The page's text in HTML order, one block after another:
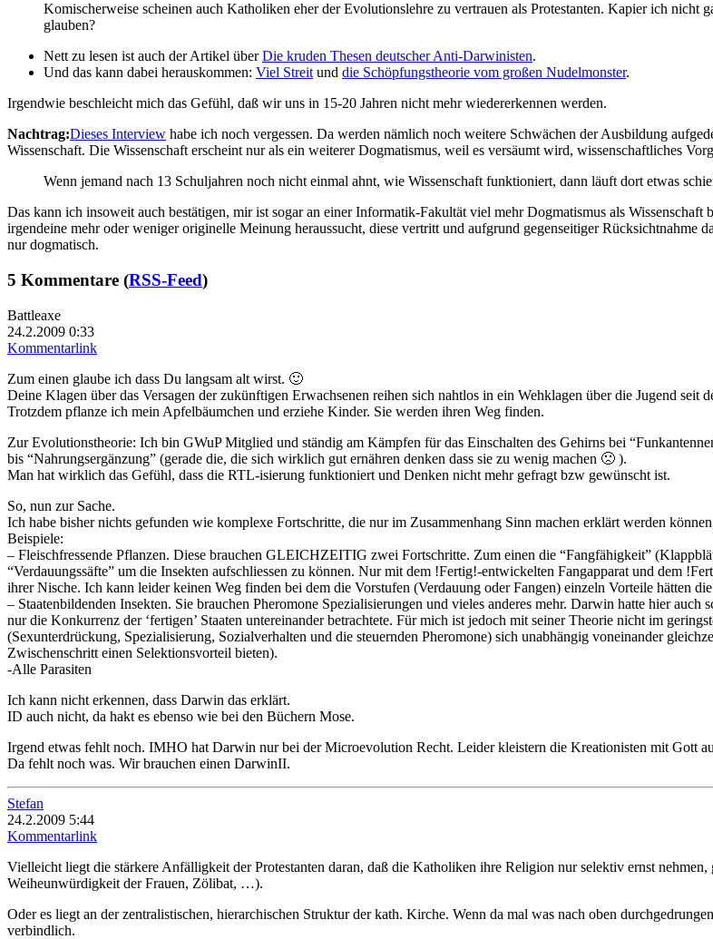
Komischerweise scheinen auch Katholiken eher der Evolutionslehre zu vertrauen als Protestanten. Kapier ich
glauben?
Nett zu lesen ist auch der Artikel überDie kruden Thesen deutscher Anti-Darwinisten.
Und das kann dabei herauskommen: Viel Streitund die Schöpfungstheorie vom großen Nudelmonster.
Irgendwie beschleicht mich das Gefühl, daß wir uns in 15-20 Jahren nicht mehr wiedererkennen werden.
Nachtrag:Dieses Interview habe ich noch vergessen. Da werden nämlich noch weitere Schwächen der Ausbildung
Wissenschaft. Die Wissenschaft erscheint nur als ein weiterer Dogmatismus, weil es versäumt wird, wissenschaftliches
Wenn jemand nach 13 Schuljahren noch nicht einmal ahnt, wie Wissenschaft funktioniert, dann läuft dort etwas
Das kann ich insoweit auch bestätigen, mir ist sogar an einer Informatik-Fakultät viel mehr Dogmatismus als
irgendeine mehr oder weniger originelle Meinung heraussucht, diese vertritt und aufgrund gegenseitiger
nur dogmatisch.
5 Kommentare (RSS-Feed)
Battleaxe
24.2.2009 0:33
Kommentarlink
Zum einen glaube ich dass Du langsam alt wirst. 🙂
Deine Klagen über das Versagen der zukünftigen Erwachsenen reihen sich nahtlos in ein Wehklagen über die Jugend
Trotzdem pflanze ich mein Apfelbäumchen und erziehe Kinder. Sie werden ihren Weg finden.
Zur Evolutionstheorie: Ich bin GWuP Mitglied und ständig am Kämpfen für das Einschalten des Gehirns bei
bis “Nahrungsergänzung” (gerade die, die sich wirklich gut ernähren denken dass sie zu wenig machen 🙁 ).
Man hat wirklich das Gefühl, dass die RTL-isierung funktioniert und Denken nicht mehr gefragt bzw gewünscht ist.
So, nun zur Sache.
Ich habe bisher nichts gefunden wie komplexe Fortschritte, die nur im Zusammenhang Sinn machen erklärt werden
Beispiele:
– Fleischfressende Pflanzen. Diese brauchen GLEICHZEITIG zwei Fortschritte. Zum einen die “Fangfähigkeit”
“Verdauungssäfte” um die Insekten aufschliessen zu können. Nur mit dem !Fertig!-entwickelten Fangapparat und dem
ihrer Nische. Ich kann leider keinen Weg finden bei dem die Vorstufen (Verdauung oder Fangen) einzeln Vorteile hätten
– Staatenbildenden Insekten. Sie brauchen Pheromone Spezialisierungen und vieles anderes mehr. Darwin hatte hier
nur die Konkurrenz der ‘fertigen’ Staaten untereinander betrachtete. Für mich ist jedoch mit seiner Theorie nicht im
(Sexunterdrückung, Spezialisierung, Sozialverhalten und die steuernden Pheromone) sich unabhängig voneinander
Zwischenschritt einen Selektionsvorteil bieten).
-Alle Parasiten
Ich kann nicht erkennen, dass Darwin das erklärt.
ID auch nicht, da hakt es ebenso wie bei den Büchern Mose.
Irgend etwas fehlt noch. IMHO hat Darwin nur bei der Microevolution Recht. Leider kleistern die Kreationisten mit Gott
Da fehlt noch was. Wir brauchen einen DarwinII.
Stefan
24.2.2009 5:44
Kommentarlink
Vielleicht liegt die stärkere Anfälligkeit der Protestanten daran, daß die Katholiken ihre Religion nur selektiv ernst
Weiheunwürdigkeit der Frauen, Zölibat, …).
Oder es liegt an der zentralistischen, hierarchischen Struktur der kath. Kirche. Wenn da mal was nach oben
verbindlich.